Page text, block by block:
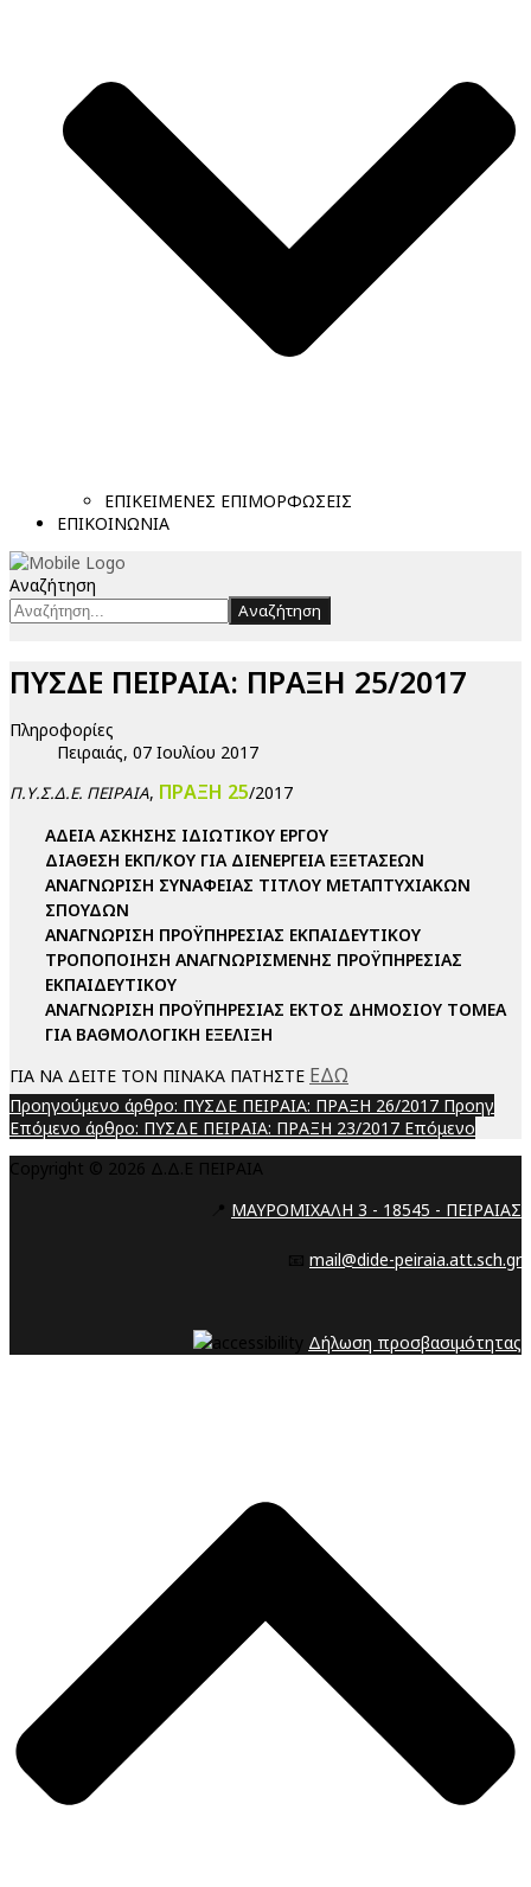
ΕΠΙΚΕΙΜΕΝΕΣ ΕΠΙΜΟΡΦΩΣΕΙΣ
ΕΠΙΚΟΙΝΩΝΙΑ
Αναζήτηση
Αναζήτηση
ΠΥΣΔΕ ΠΕΙΡΑΙΑ: ΠΡΑΞΗ 25/2017
Πληροφορίες
Πειραιάς, 07 Ιουλίου 2017
Π.Υ.Σ.Δ.Ε. ΠΕΙΡΑΙΑ, ΠΡΑΞΗ 25/2017
ΑΔΕΙΑ ΑΣΚΗΣΗΣ ΙΔΙΩΤΙΚΟΥ ΕΡΓΟΥ
ΔΙΑΘΕΣΗ ΕΚΠ/ΚΟΥ ΓΙΑ ΔΙΕΝΕΡΓΕΙΑ ΕΞΕΤΑΣΕΩΝ
ΑΝΑΓΝΩΡΙΣΗ ΣΥΝΑΦΕΙΑΣ ΤΙΤΛΟΥ ΜΕΤΑΠΤΥΧΙΑΚΩΝ
ΣΠΟΥΔΩΝ
ΑΝΑΓΝΩΡΙΣΗ ΠΡΟΫΠΗΡΕΣΙΑΣ ΕΚΠΑΙΔΕΥΤΙΚΟΥ
ΤΡΟΠΟΠΟΙΗΣΗ ΑΝΑΓΝΩΡΙΣΜΕΝΗΣ ΠΡΟΫΠΗΡΕΣΙΑΣ
ΕΚΠΑΙΔΕΥΤΙΚΟΥ
ΑΝΑΓΝΩΡΙΣΗ ΠΡΟΫΠΗΡΕΣΙΑΣ ΕΚΤΟΣ ΔΗΜΟΣΙΟΥ ΤΟΜΕΑ
ΓΙΑ ΒΑΘΜΟΛΟΓΙΚΗ ΕΞΕΛΙΞΗ
ΓΙΑ ΝΑ ΔΕΙΤΕ ΤΟΝ ΠΙΝΑΚΑ ΠΑΤΗΣΤΕ ΕΔΩ
Προηγούμενο άρθρο: ΠΥΣΔΕ ΠΕΙΡΑΙΑ: ΠΡΑΞΗ 26/2017 Προηγ
Επόμενο άρθρο: ΠΥΣΔΕ ΠΕΙΡΑΙΑ: ΠΡΑΞΗ 23/2017 Επόμενο
Copyright © 2026 Δ.Δ.Ε ΠΕΙΡΑΙΑ
📍 ΜΑΥΡΟΜΙΧΑΛΗ 3 - 18545 - ΠΕΙΡΑΙΑΣ
📧 mail@dide-peiraia.att.sch.gr
Δήλωση προσβασιμότητας